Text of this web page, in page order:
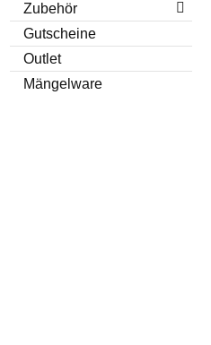
Zubehör
Gutscheine
Outlet
Mängelware